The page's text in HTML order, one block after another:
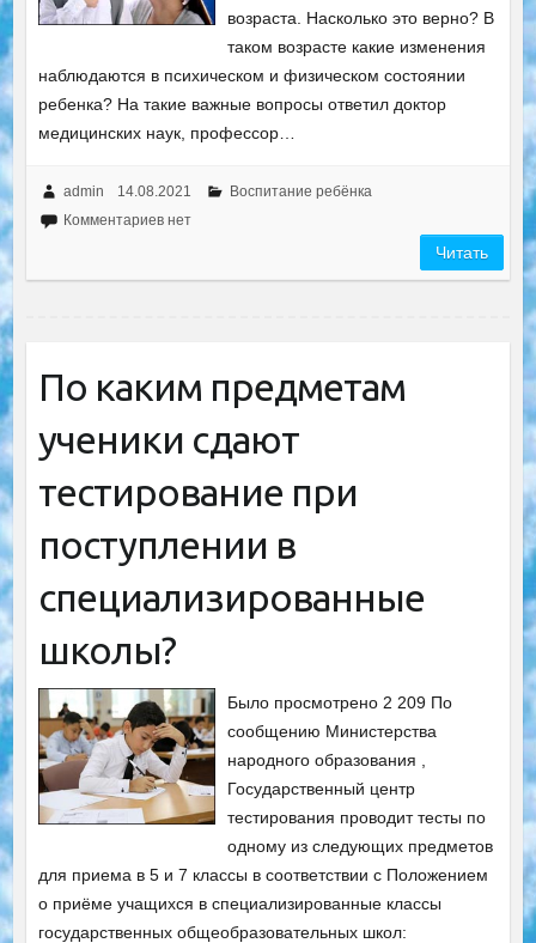
возраста. Насколько это верно? В
таком возрасте какие изменения
наблюдаются в психическом и физическом состоянии
ребенка? На такие важные вопросы ответил доктор
медицинских наук, профессор…
admin 14.08.2021
Воспитание ребёнка
Комментариев нет
Читать
По каким предметам
ученики сдают
тестирование при
поступлении в
специализированные
школы?
Было просмотрено 2 209 По
сообщению Министерства
народного образования ,
Государственный центр
тестирования проводит тесты по
одному из следующих предметов
для приема в 5 и 7 классы в соответствии с Положением
о приёме учащихся в специализированные классы
государственных общеобразовательных школ: